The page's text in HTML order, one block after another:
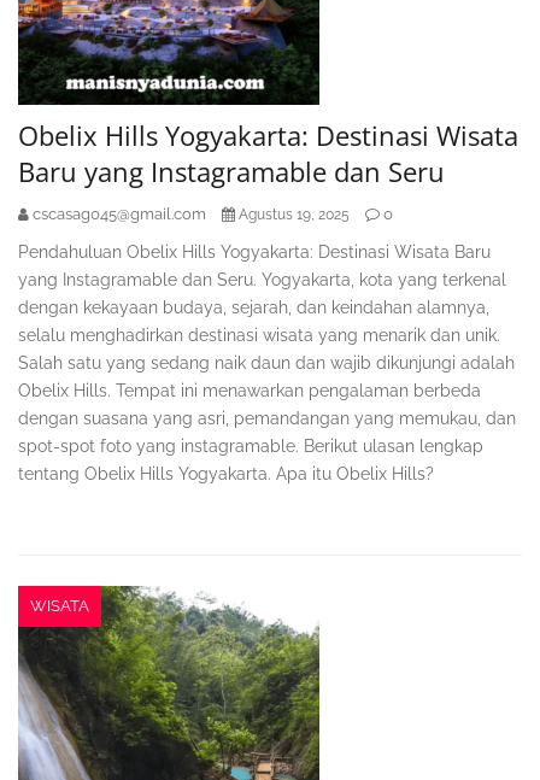
Obelix Hills Yogyakarta: Destinasi Wisata
Baru yang Instagramable dan Seru
cscasag045@gmail.com Agustus 19, 2025 0
Pendahuluan Obelix Hills Yogyakarta: Destinasi Wisata Baru
yang Instagramable dan Seru. Yogyakarta, kota yang terkenal
dengan kekayaan budaya, sejarah, dan keindahan alamnya,
selalu menghadirkan destinasi wisata yang menarik dan unik.
Salah satu yang sedang naik daun dan wajib dikunjungi adalah
Obelix Hills. Tempat ini menawarkan pengalaman berbeda
dengan suasana yang asri, pemandangan yang memukau, dan
spot-spot foto yang instagramable. Berikut ulasan lengkap
tentang Obelix Hills Yogyakarta. Apa itu Obelix Hills?
WISATA